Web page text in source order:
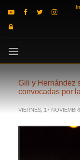
Gili y Hernández
convocadas por
VIERNES, 17